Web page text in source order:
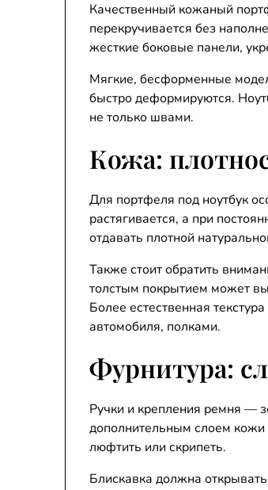
Качественный кожаный
перекручивается без
жесткие боковые панели,
Мягкие, бесформенные
быстро деформируются.
не только швами.
Кожа:
Для портфеля под ноутбук
растягивается, а при
отдавать плотной
Также стоит обратить
толстым покрытием может
Более естественная
автомобиля, полками.
Фурнитура:
Ручки и крепления ремня —
дополнительным слоем
люфтить или скрипеть.
Блискавка должна